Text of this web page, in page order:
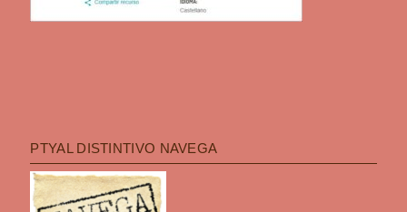
PTYAL DISTINTIVO NAVEGA